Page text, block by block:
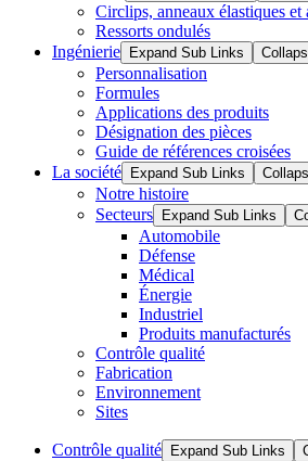
Circlips, anneaux élastiques et
Ressorts ondulés
Ingénierie
Expand Sub Links
Personnalisation
Formules
Applications des produits
Désignation des pièces
Guide de références croisées
La société
Expand Sub Links
Notre histoire
Secteurs
Expand Sub Links
Automobile
Défense
Médical
Énergie
Industriel
Produits manufacturés
Contrôle qualité
Fabrication
Environnement
Sites
Contrôle qualité Expand Sub Links